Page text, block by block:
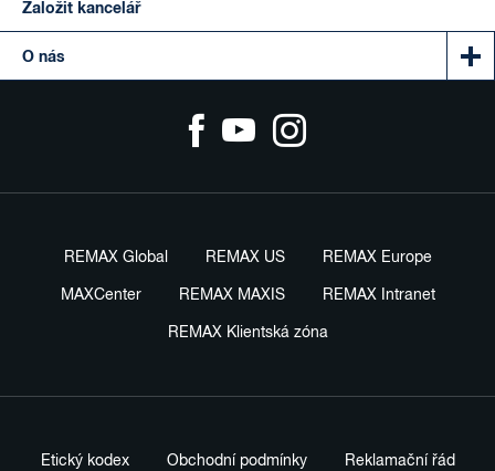
Založit kancelář
O nás
REMAX Global REMAX US REMAX Europe
MAXCenter REMAX MAXIS REMAX Intranet
REMAX Klientská zóna
Etický kodex Obchodní podmínky Reklamační řád